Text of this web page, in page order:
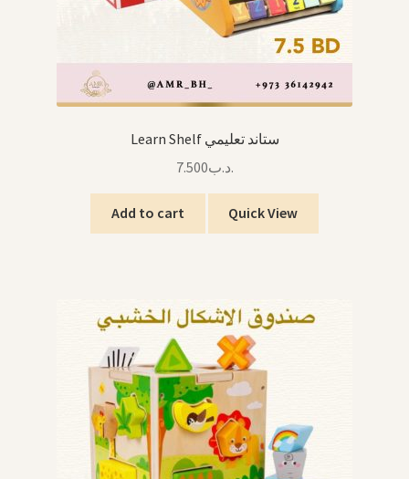
Learn Shelf ستاند تعليمي
.د.ب7.500
Add to cart Quick View